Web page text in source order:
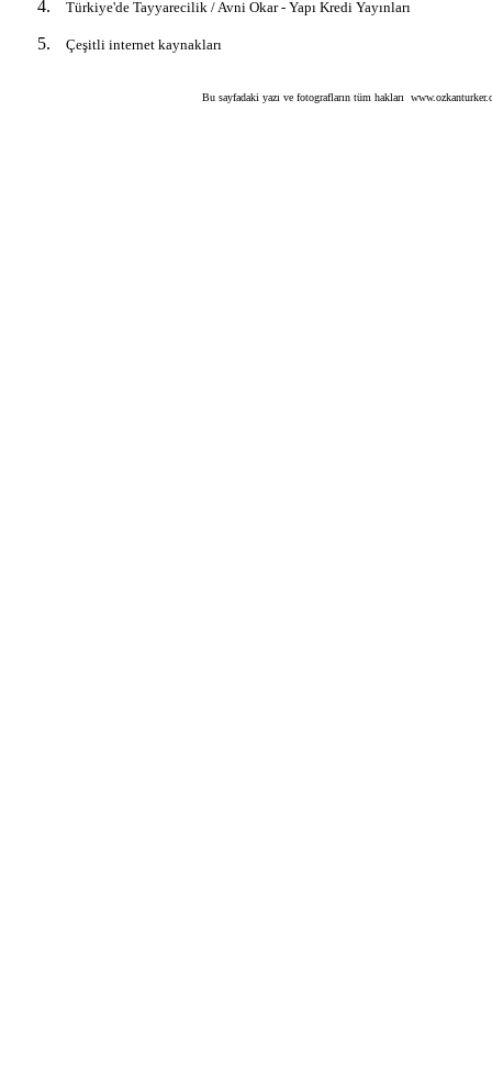
Türkiye'de Tayyarecilik / Avni Okar - Yapı Kredi Yayınları
Çeşitli internet kaynakları
Bu sayfadaki yazı ve fotografların tüm hakları